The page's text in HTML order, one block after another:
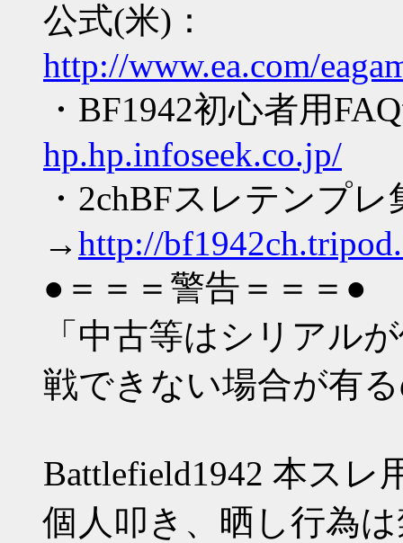
公式(米)：
http://www.ea.com/
・BF1942初心者用
hp.hp.infoseek.co.jp/
・2chBFスレテンプ
→http://
●＝＝＝警告＝＝＝●
「中古等はシリアル
戦できない場合が有
Battlefield1942 本スレ
個人叩き、晒し行為